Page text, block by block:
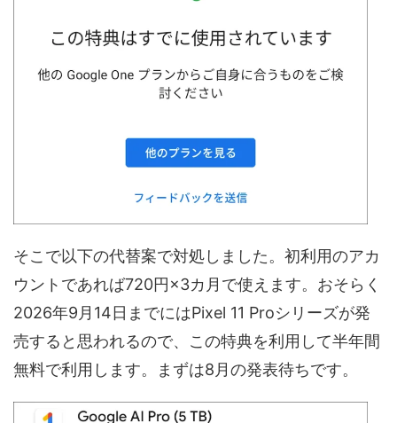
そこで以下の代替案で対処しました。初利用のアカ
ウントであれば720円×3カ月で使えます。おそらく
2026年9月14日までにはPixel 11 Proシリーズが発
売すると思われるので、この特典を利用して半年間
無料で利用します。まずは8月の発表待ちです。